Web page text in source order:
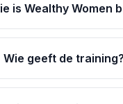
is Wealthy Women
Wie geeft de training?